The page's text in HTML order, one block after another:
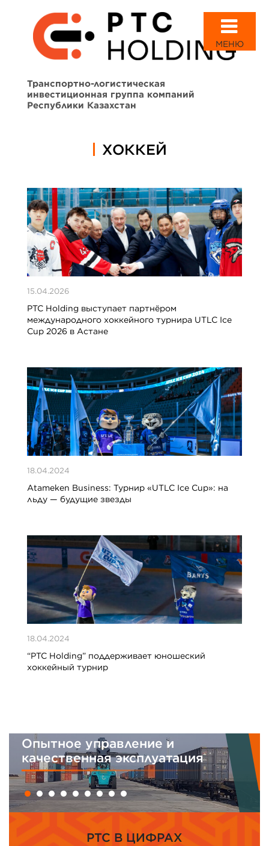
МЕНЮ
Транспортно-логистическая
инвестиционная группа компаний
Республики Казахстан
ХОККЕЙ
15.04.2026
PTC Holding выступает партнёром
международного хоккейного турнира UTLC Ice
Cup 2026 в Астане
18.04.2024
Atameken Business: Турнир «UTLC Ice Cup»: на
льду — будущие звезды
18.04.2024
“PTC Holding” поддерживает юношеский
хоккейный турнир
Опытное управление и
качественная эксплуатация
PTC В ЦИФРАХ